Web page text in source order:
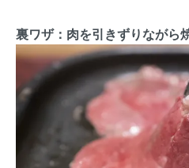
裏ワザ：肉を引きずりながら